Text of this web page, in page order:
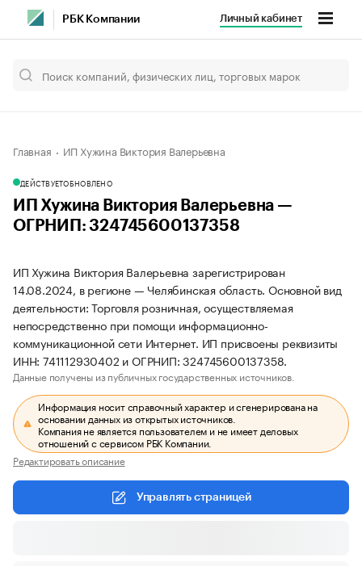
РБК Компании Личный кабинет
Главная ИП Хужина Виктория Валерьевна
ДЕЙСТВУЕТОБНОВЛЕНО
ИП Хужина Виктория Валерьевна —
ОГРНИП: 324745600137358
ИП Хужина Виктория Валерьевна зарегистрирован
14.08.2024, в регионе — Челябинская область. Основной вид
деятельности: Торговля розничная, осуществляемая
непосредственно при помощи информационно-
коммуникационной сети Интернет. ИП присвоены реквизиты
ИНН: 741112930402 и ОГРНИП: 324745600137358.
Данные получены из публичных государственных источников.
Информация носит справочный характер и сгенерирована на
основании данных из открытых источников.
Компания не является пользователем и не имеет деловых
отношений с сервисом РБК Компании.
Редактировать описание
Управлять страницей